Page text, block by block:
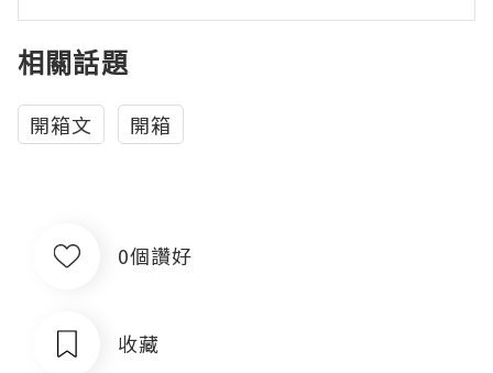
相關話題
開箱文 開箱
0個讚好
收藏